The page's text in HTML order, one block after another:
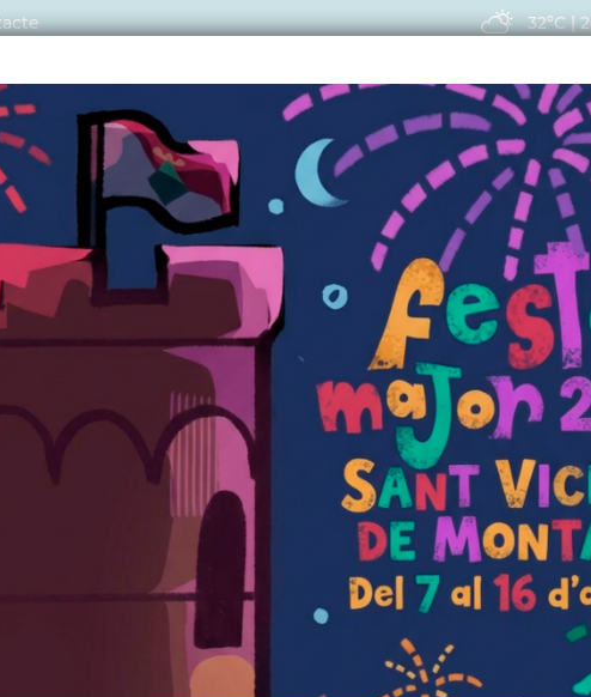
ACTUALITAT
32ºC|
2008
mateix temps que